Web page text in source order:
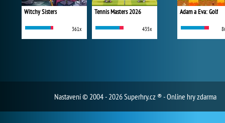
Witchy Sisters
361x
Tennis Masters 2026
435x
Adam a Eva: Golf
Nastavení© 2004 - 2026 Superhry.cz ® - Online hry zdarma